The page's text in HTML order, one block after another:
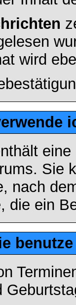
wird
Sie
nach
die ein